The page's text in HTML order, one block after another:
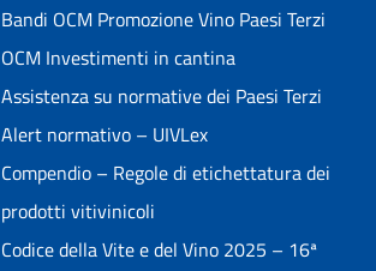
Bandi OCM Promozione Vino Paesi Terzi
OCM Investimenti in cantina
Assistenza su normative dei Paesi Terzi
Alert normativo – UIVLex
Compendio – Regole di etichettatura dei
prodotti vitivinicoli
Codice della Vite e del Vino 2025 – 16ª